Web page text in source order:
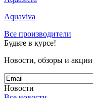
Aquaviva
Все производители
Будьте в курсе!
Новости, обзоры и акции
Новости